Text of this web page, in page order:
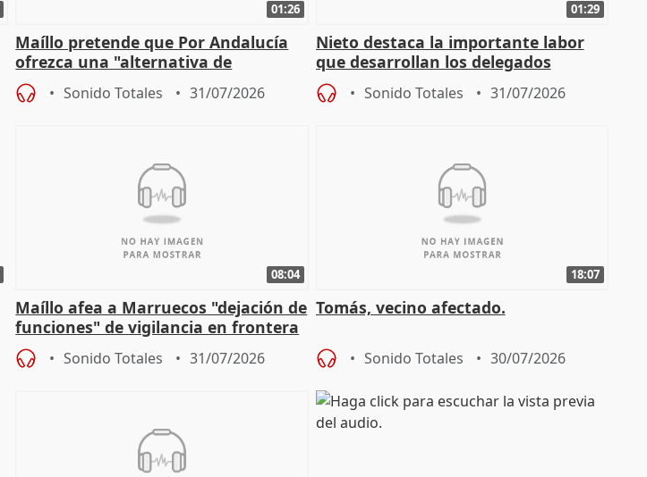
01:26
Maíllo pretende que Por Andalucía
ofrezca una "alternativa de
gobierno" con su labor de oposición
Sonido Totales 31/07/2026
01:29
Nieto destaca la importante labor
que desarrollan los delegados
territoriales de la Junta
Sonido Totales 31/07/2026
08:04
Maíllo afea a Marruecos "dejación de
funciones" de vigilancia en frontera
con Ceuta
Sonido Totales 31/07/2026
18:07
Tomás, vecino afectado.
Sonido Totales 30/07/2026